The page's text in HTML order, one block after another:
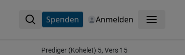
Spenden Anmelden Menü
Prediger (Kohelet) 5, Vers 15